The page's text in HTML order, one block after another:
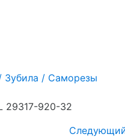
/ Саморезы
29317-920-32